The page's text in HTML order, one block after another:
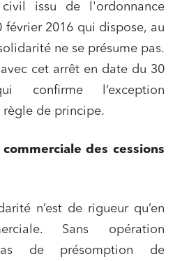
issu de l'ordonnance
février 2016 qui dispose, au
ne se présume pas.
avec cet arrêt en date du 30
confirme l’exception
de principe.
des cessions
n’est de rigueur qu’en
Sans opération
de présomption de